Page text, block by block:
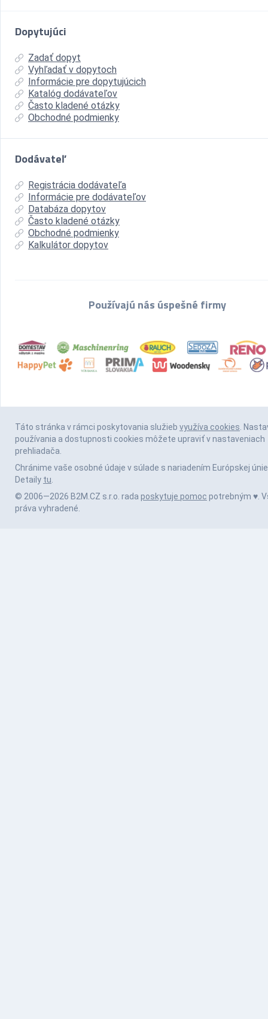
Dopytujúci
Zadať dopyt
Vyhľadať v dopytoch
Informácie pre dopytujúcich
Katalóg dodávateľov
Často kladené otázky
Obchodné podmienky
Dodávateľ
Registrácia dodávateľa
Informácie pre dodávateľov
Databáza dopytov
Často kladené otázky
Obchodné podmienky
Kalkulátor dopytov
Používajú nás úspešné firmy
Táto stránka v rámci poskytovania služieb využíva cookies.
používania a dostupnosti cookies môžete upraviť v nastaveniach
prehliadača.
Chránime vaše osobné údaje v súlade s nariadením Európskej únie
Detaily tu.
© 2006—2026 B2M.CZ s.r.o. rada poskytuje pomoc potrebným ♥️.
práva vyhradené.